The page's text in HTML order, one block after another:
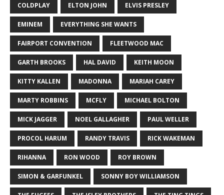
COLDPLAY ELTON JOHN ELVIS PRESLEY
EMINEM EVERYTHING SHE WANTS
FAIRPORT CONVENTION FLEETWOOD MAC
GARTH BROOKS HAL DAVID KEITH MOON
KITTY KALLEN MADONNA MARIAH CAREY
MARTY ROBBINS MCFLY MICHAEL BOLTON
MICK JAGGER NOEL GALLAGHER PAUL WELLER
PROCOL HARUM RANDY TRAVIS RICK WAKEMAN
RIHANNA RON WOOD ROY BROWN
SIMON & GARFUNKEL SONNY BOY WILLIAMSON